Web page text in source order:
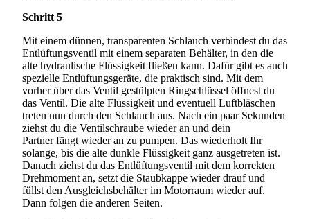
Schritt 5
Mit einem dünnen, transparenten Schlauch verbindest du das
Entlüftungsventil mit einem separaten Behälter, in den die
alte hydraulische Flüssigkeit fließen kann. Dafür gibt es auch
spezielle Entlüftungsgeräte, die praktisch sind. Mit dem
vorher über das Ventil gestülpten Ringschlüssel öffnest du
das Ventil. Die alte Flüssigkeit und eventuell Luftbläschen
treten nun durch den Schlauch aus. Nach ein paar Sekunden
ziehst du die Ventilschraube wieder an und dein
Partner fängt wieder an zu pumpen. Das wiederholt Ihr
solange, bis die alte dunkle Flüssigkeit ganz ausgetreten ist.
Danach ziehst du das Entlüftungsventil mit dem korrekten
Drehmoment an, setzt die Staubkappe wieder drauf und
füllst den Ausgleichsbehälter im Motorraum wieder auf.
Dann folgen die anderen Seiten.